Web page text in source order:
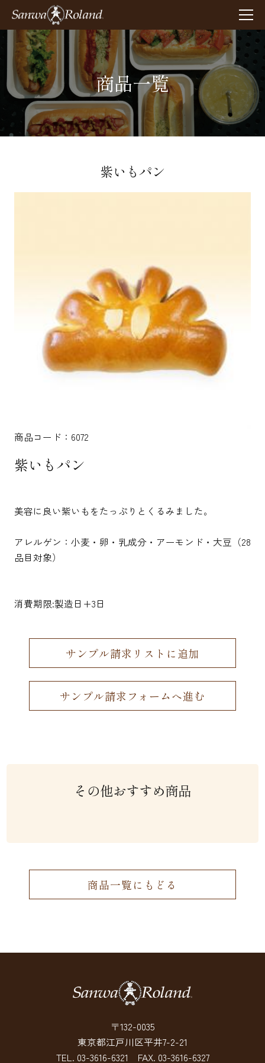
商品一覧
紫いもパン
商品コード：6072
紫いもパン
美容に良い紫いもをたっぷりとくるみました。
アレルゲン：小麦・卵・乳成分・アーモンド・大豆（28
品目対象）
消費期限:製造日+3日
サンプル請求リストに追加
サンプル請求フォームへ進む
その他おすすめ商品
商品一覧にもどる
〒132-0035
東京都江戸川区平井7-2-21
TEL. 03-3616-6321 FAX. 03-3616-6327